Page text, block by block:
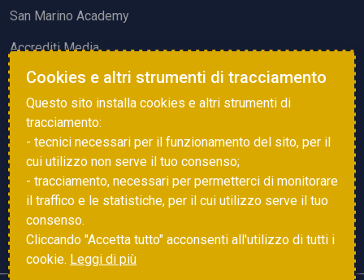
San Marino Academy
Accrediti Media
ATTIVITÀ ED EVENTI
Squadre di Calcio
Associazione Sammarinese Arbitri
Vota gol e parata
Cookies e altri strumenti di tracciamento
Questo sito installa cookies e altri strumenti di
tracciamento:
- tecnici necessari per il funzionamento del sito, per il
cui utilizzo non serve il tuo consenso;
- tracciamento, necessari per permetterci di monitorare
il traffico e le statistiche, per il cui utilizzo serve il tuo
consenso.
Cliccando "Accetta tutto" acconsenti all'utilizzo di tutti i
cookie. Leggi di più